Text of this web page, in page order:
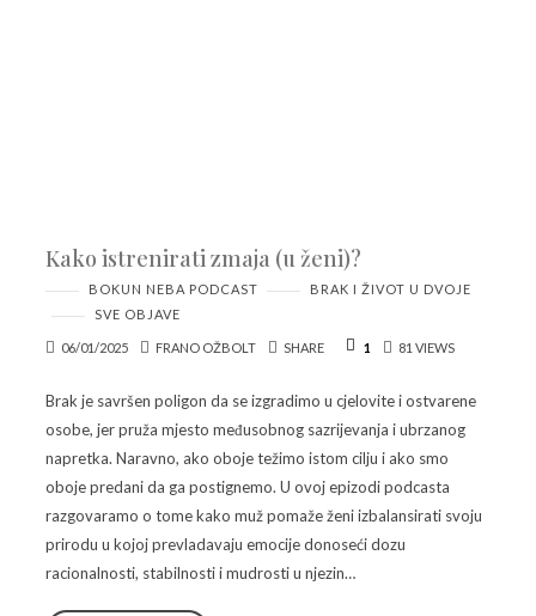
Kako istrenirati zmaja (u ženi)?
BOKUN NEBA PODCAST
BRAK I ŽIVOT U DVOJE
SVE OBJAVE
06/01/2025 FRANO OŽBOLT SHARE 1 81 VIEWS
Brak je savršen poligon da se izgradimo u cjelovite i ostvarene
osobe, jer pruža mjesto međusobnog sazrijevanja i ubrzanog
napretka. Naravno, ako oboje težimo istom cilju i ako smo
oboje predani da ga postignemo. U ovoj epizodi podcasta
razgovaramo o tome kako muž pomaže ženi izbalansirati svoju
prirodu u kojoj prevladavaju emocije donoseći dozu
racionalnosti, stabilnosti i mudrosti u njezin…